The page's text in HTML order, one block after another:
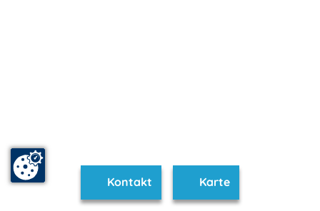
Kontakt Karte